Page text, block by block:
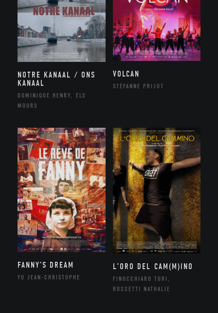
NOTRE KANAAL / ONS
KANAAL
DOMINIQUE HENRY, ELS
MOORS
VOLCAN
STÉFANNE PRIJOT
FANNY’S DREAM
YU JEAN-CHRISTOPHE
L’ORO DEL CAM(M)INO
FINOCCHIARO TURI,
ROSSETTI NATHALIE